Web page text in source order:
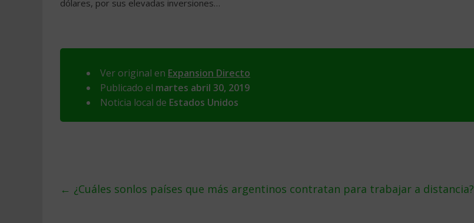
dólares, por sus elevadas inversiones…
Ver original en Expansion Directo
Publicado el martes abril 30, 2019
Noticia local de Estados Unidos
← ¿Cuáles sonlos países que más argentinos contratan para trabajar a distancia?